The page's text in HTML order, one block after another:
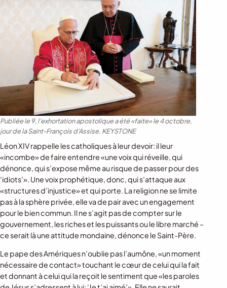
Publiée le 9, l’exhortation apostolique a été «faite» le 4 octobre,
jour de la Saint-François d’Assise. KEYSTONE
Léon XIV rappelle les catholiques à leur devoir: il leur
«incombe» de faire entendre «une voix qui réveille, qui
dénonce, qui s’expose même au risque de passer pour des
‘idiots’». Une voix prophétique, donc, qui s’attaque aux
«structures d’injustice» et qui porte. La religion ne se limite
pas à la sphère privée, elle va de pair avec un engagement
pour le bien commun. Il ne s’agit pas de compter sur le
gouvernement, les riches et les puissants ou le libre marché –
ce serait là une attitude mondaine, dénonce le Saint-Père.
Le pape des Amériques n’oublie pas l’aumône, «un moment
nécessaire de contact» touchant le cœur de celui qui la fait
et donnant à celui qui la reçoit le sentiment que «les paroles